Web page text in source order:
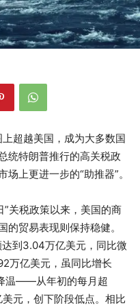
超越美国，成为大多数国
统特朗普推行的高关税政
上更进一步的“助推器”。
关税政策以来，美国的商
贸易表现则保持稳健。
到3.04万亿美元，同比微
万亿美元，虽同比增长
温——从年初的每月超
元，创下阶段低点。相比